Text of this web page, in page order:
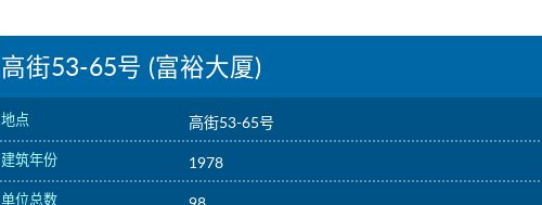
高街53-65号 (富裕大厦)
地点 高街53-65号
建筑年份 1978
单位总数